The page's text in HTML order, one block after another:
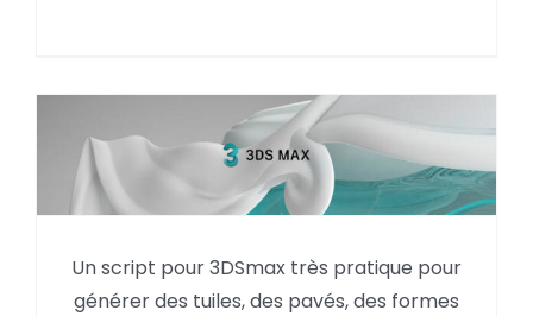
Création de tuiles dans 3DS Max
Un script pour 3DSmax très pratique pour
générer des tuiles, des pavés, des formes